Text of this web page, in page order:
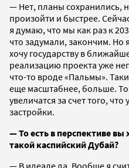
— Нет, планы сохранились,
произойти и быстрее.
я думаю, что мы как раз к
что задумали, закончим.
хочу государству в
реализацию проекта уже
что-то вроде «Пальмы».
еще масштабнее, больше.
увеличатся за счет того,
застройки.
— То есть в перспективе вы
такой каспийский Дубай?